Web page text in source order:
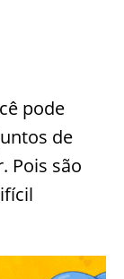
pode
de
Pois são